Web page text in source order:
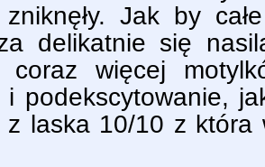
zniknęły. Jak by
delikatnie się
coraz więcej
i podekscytowanie,
z laska 10/10 z która